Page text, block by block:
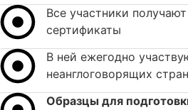
Все участники
сертификаты
В ней ежегодно
неанглоговорящих стран
Образцы для